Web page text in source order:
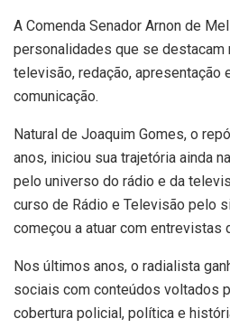
A Comenda Senador Arnon de
personalidades que se destacam
televisão, redação, apresentação
comunicação.
Natural de Joaquim Gomes, o
anos, iniciou sua trajetória ainda
pelo universo do rádio e da
curso de Rádio e Televisão pelo
começou a atuar com entrevistas
Nos últimos anos, o radialista
sociais com conteúdos voltados
cobertura policial, política e